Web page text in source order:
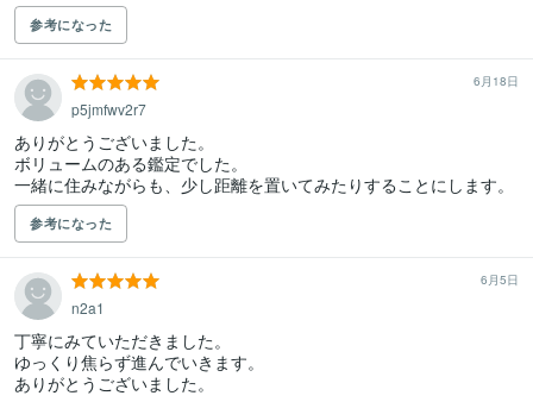
参考になった
6月18日
p5jmfwv2r7
ありがとうございました。
ボリュームのある鑑定でした。
一緒に住みながらも、少し距離を置いてみたりすることにします。
参考になった
6月5日
n2a1
丁寧にみていただきました。
ゆっくり焦らず進んでいきます。
ありがとうございました。